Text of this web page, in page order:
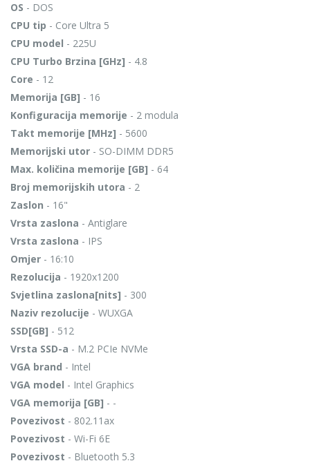
OS - DOS
CPU tip - Core Ultra 5
CPU model - 225U
CPU Turbo Brzina [GHz] - 4.8
Core - 12
Memorija [GB] - 16
Konfiguracija memorije - 2 modula
Takt memorije [MHz] - 5600
Memorijski utor - SO-DIMM DDR5
Max. količina memorije [GB] - 64
Broj memorijskih utora - 2
Zaslon - 16"
Vrsta zaslona - Antiglare
Vrsta zaslona - IPS
Omjer - 16:10
Rezolucija - 1920x1200
Svjetlina zaslona[nits] - 300
Naziv rezolucije - WUXGA
SSD[GB] - 512
Vrsta SSD-a - M.2 PCIe NVMe
VGA brand - Intel
VGA model - Intel Graphics
VGA memorija [GB] - -
Povezivost - 802.11ax
Povezivost - Wi-Fi 6E
Povezivost - Bluetooth 5.3